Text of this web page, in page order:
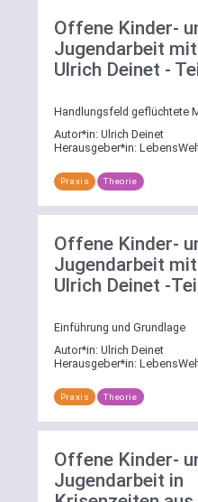
Offene Kinder-
Jugendarbeit
Ulrich Deinet -
Handlungsfeld geflüchtete
Autor*in: Ulrich Deinet
Herausgeber*in:
Praxis Theorie
Offene Kinder-
Jugendarbeit
Ulrich Deinet -
Einführung und Grundlage
Autor*in: Ulrich Deinet
Herausgeber*in:
Praxis Theorie
Offene Kinder-
Jugendarbeit in